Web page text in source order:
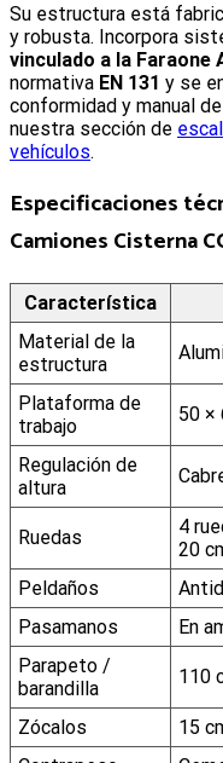
Su estructura está
y robusta. Incorpora
vinculado a la Faraone
normativa EN 131 y se
conformidad y manual
nuestra sección de
vehículos.
Especificaciones
Camiones Cisterna
Característica
Material de la
estructura
Plataforma de
trabajo
50 ×
Regulación de
altura
Ruedas
4
20
Peldaños
Pasamanos
En
Parapeto /
barandilla
110
Zócalos
15